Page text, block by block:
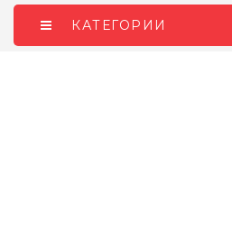
КАТЕГОРИИ